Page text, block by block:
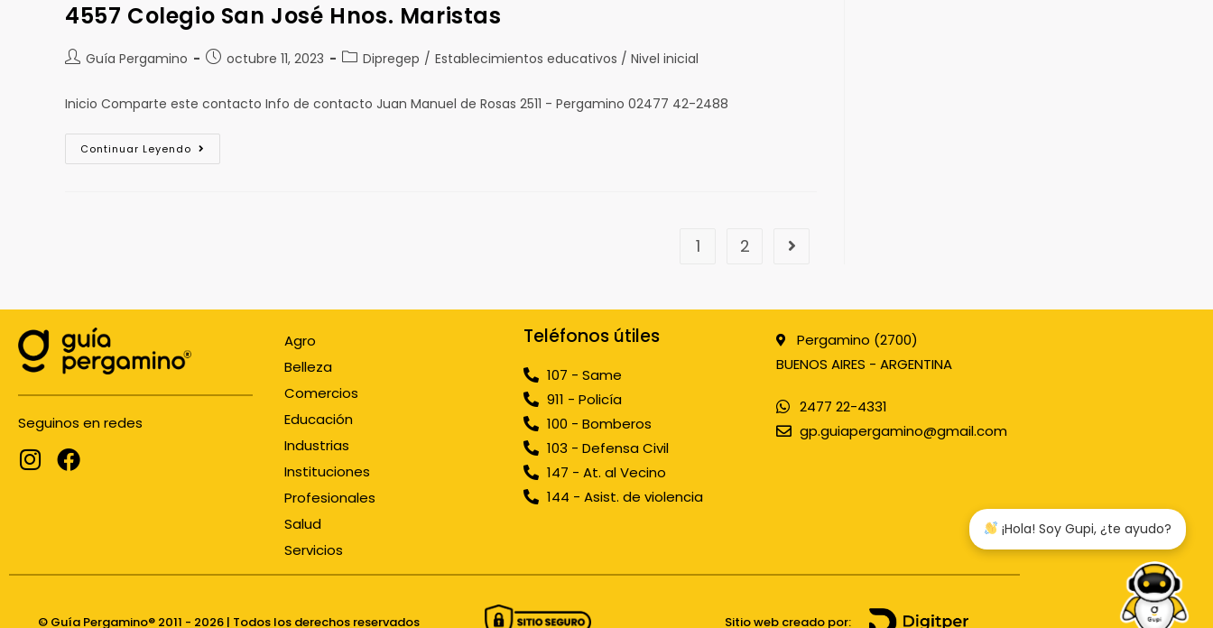
4557 Colegio San José Hnos. Maristas
Guía Pergamino octubre 11, 2023 Dipregep / Establecimientos educativos / Nivel inicial
Inicio Comparte este contacto Info de contacto Juan Manuel de Rosas 2511 - Pergamino 02477 42-2488
Continuar Leyendo
1 2
Seguinos en redes
Agro
Belleza
Comercios
Educación
Industrias
Instituciones
Profesionales
Salud
Servicios
Teléfonos útiles
107 - Same
911 - Policía
100 - Bomberos
103 - Defensa Civil
147 - At. al Vecino
144 - Asist. de violencia
Pergamino (2700)
BUENOS AIRES - ARGENTINA
2477 22-4331
gp.guiapergamino@gmail.com
© Guía Pergamino® 2011 - 2026 | Todos los derechos reservados Sitio web creado por:
¡Hola! Soy Gupi, ¿te ayudo?